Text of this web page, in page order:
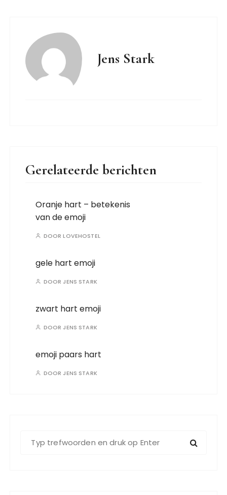
Jens Stark
Gerelateerde berichten
Oranje hart – betekenis
van de emoji
DOORLOVEHOSTEL
gele hart emoji
DOOR JENS STARK
zwart hart emoji
DOOR JENS STARK
emoji paars hart
DOOR JENS STARK